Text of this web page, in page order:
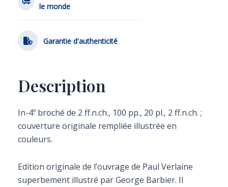
le monde
Garantie d'authenticité
Description
In-4º broché de 2 ff.n.ch., 100 pp., 20 pl., 2 ff.n.ch. ;
couverture originale rempliée illustrée en
couleurs.
Edition originale de l’ouvrage de Paul Verlaine
superbement illustré par George Barbier. Il